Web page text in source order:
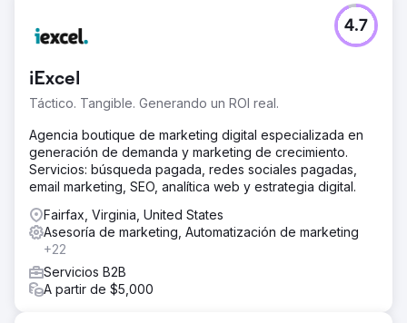
iExcel
Táctico. Tangible. Generando un ROI real.
4.7
Agencia boutique de marketing digital especializada en
generación de demanda y marketing de crecimiento.
Servicios: búsqueda pagada, redes sociales pagadas,
email marketing, SEO, analítica web y estrategia digital.
Fairfax, Virginia, United States
Asesoría de marketing, Automatización de marketing
+22
Servicios B2B
A partir de $5,000